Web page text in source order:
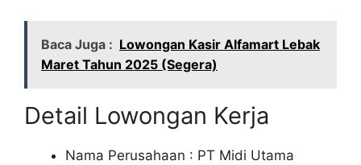
Baca Juga : Lowongan Kasir Alfamart Lebak
Maret Tahun 2025 (Segera)
Detail Lowongan Kerja
Nama Perusahaan : PT Midi Utama